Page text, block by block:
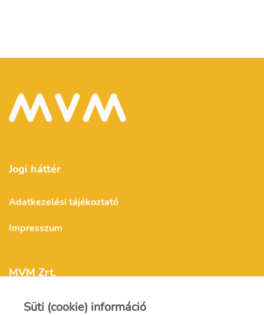
Jogi háttér
Adatkezelési tájékoztató
Impresszum
MVM Zrt.
Süti (cookie) információ